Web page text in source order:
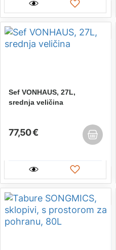
Sef VONHAUS, 27L,
srednja veličina
77,50 €